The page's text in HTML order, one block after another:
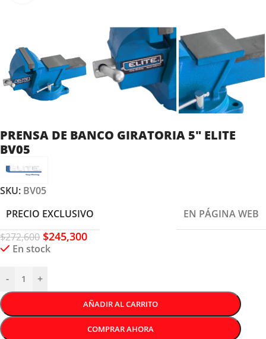
PRENSA DE BANCO GIRATORIA 5″ ELITE
BV05
SKU: BV05
PRECIO EXCLUSIVO
EN PÁGINA WEB
$272,600 $245,300
En stock
- +
AÑADIR AL CARRITO
COMPRAR AHORA